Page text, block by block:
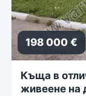
198 000 €
Къща в
живеене на